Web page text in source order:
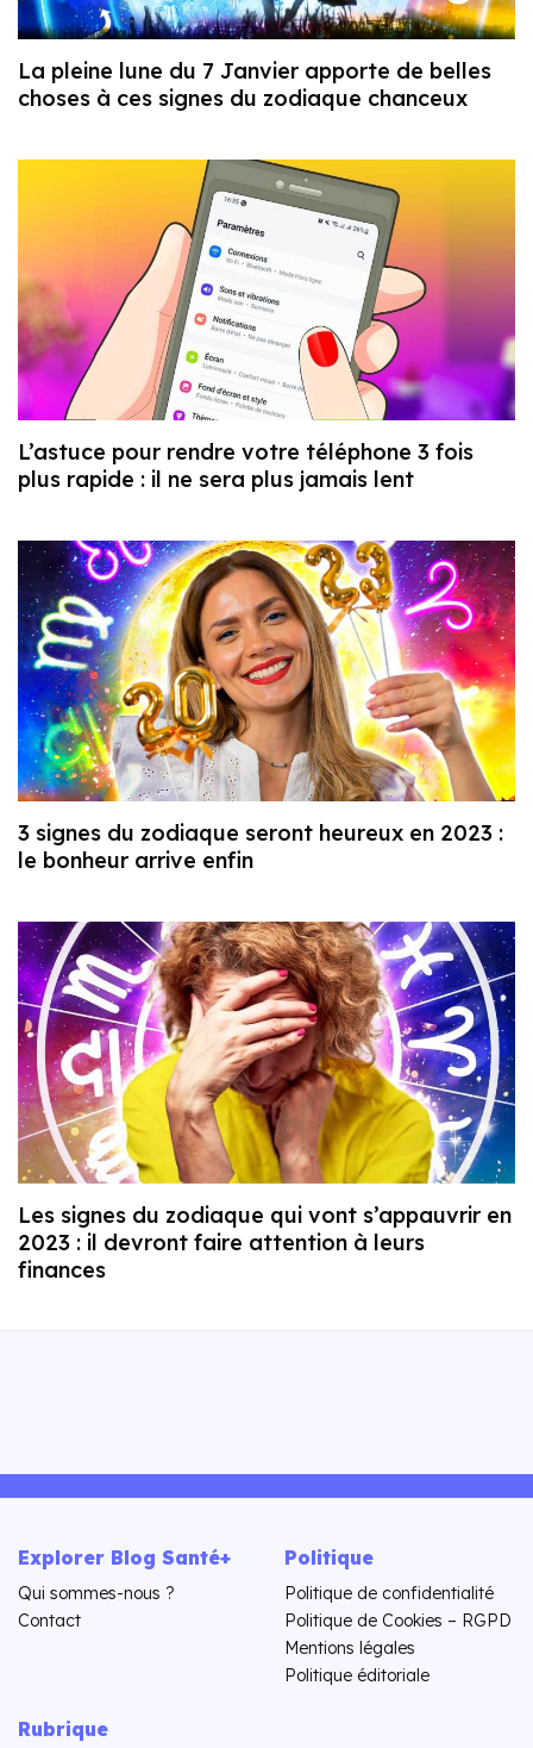
La pleine lune du 7 Janvier apporte de belles
choses à ces signes du zodiaque chanceux
L’astuce pour rendre votre téléphone 3 fois
plus rapide : il ne sera plus jamais lent
3 signes du zodiaque seront heureux en 2023 :
le bonheur arrive enfin
Les signes du zodiaque qui vont s’appauvrir en
2023 : il devront faire attention à leurs
finances
Explorer Blog Santé+
Qui sommes-nous ?
Contact
Politique
Politique de confidentialité
Politique de Cookies – RGPD
Mentions légales
Politique éditoriale
Rubrique